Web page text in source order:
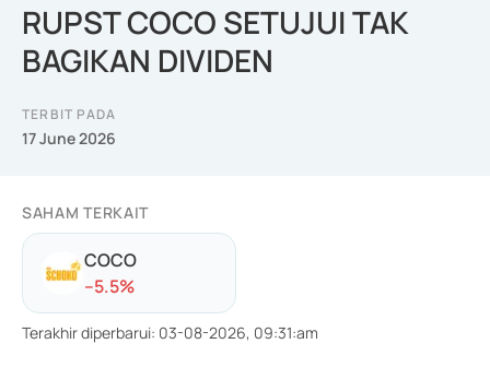
RUPST COCO SETUJUI TAK
BAGIKAN DIVIDEN
TERBIT PADA
17 June 2026
SAHAM TERKAIT
COCO
--5.5%
Terakhir diperbarui: 03-08-2026, 09:31:am